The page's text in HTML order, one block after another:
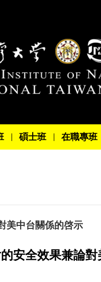
碩士班 在職專班
美中台關係的啓示
安全效果兼論